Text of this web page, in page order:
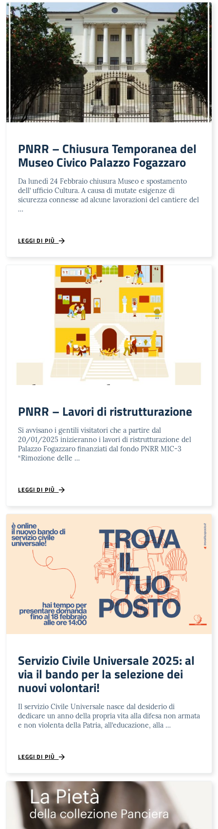
PNRR – Chiusura Temporanea del
Museo Civico Palazzo Fogazzaro
Da lunedì 24 Febbraio chiusura Museo e spostamento
dell’ ufficio Cultura. A causa di mutate esigenze di
sicurezza connesse ad alcune lavorazioni del cantiere del
…
LEGGI DI PIÙ
PNRR – Lavori di ristrutturazione
Si avvisano i gentili visitatori che a partire dal
20/01/2025 inizieranno i lavori di ristrutturazione del
Palazzo Fogazzaro finanziati dal fondo PNRR M1C-3
“Rimozione delle …
LEGGI DI PIÙ
Servizio Civile Universale 2025: al
via il bando per la selezione dei
nuovi volontari!
Il servizio Civile Universale nasce dal desiderio di
dedicare un anno della propria vita alla difesa non armata
e non violenta della Patria, all’educazione, alla …
LEGGI DI PIÙ